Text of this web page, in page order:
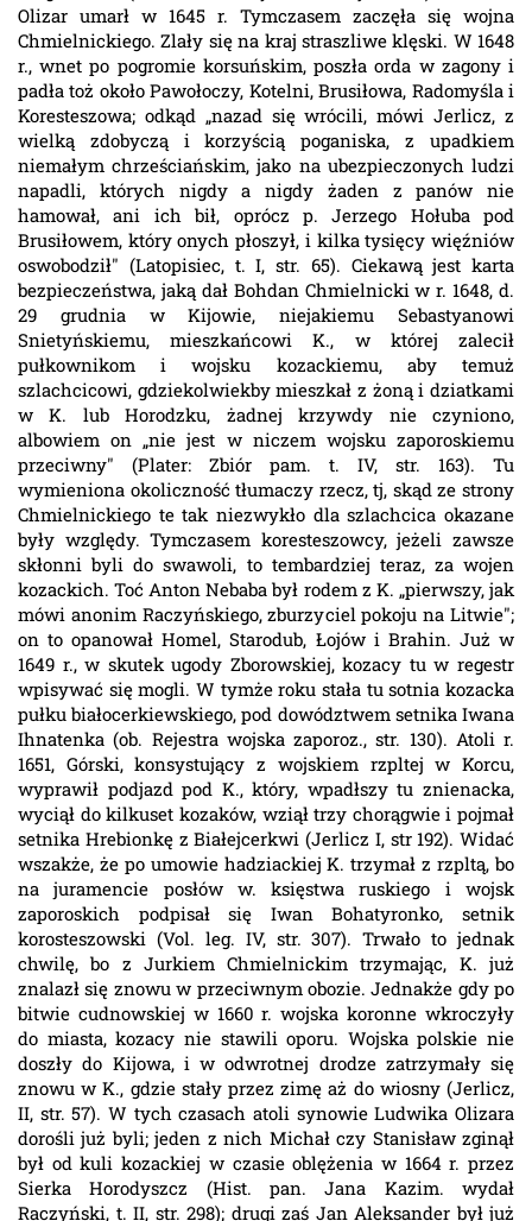
Olizar umarł w 1645 r. Tymczasem zaczęła się wojna
Chmielnickiego. Zlały się na kraj straszliwe klęski. W 1648
r., wnet po pogromie korsuńskim, poszła orda w zagony i
padła toż około Pawołoczy, Kotelni, Brusiłowa, Radomyśla i
Koresteszowa; odkąd „nazad się wrócili, mówi Jerlicz, z
wielką zdobyczą i korzyścią poganiska, z upadkiem
niemałym chrześciańskim, jako na ubezpieczonych ludzi
napadli, których nigdy a nigdy żaden z panów nie
hamował, ani ich bił, oprócz p. Jerzego Hołuba pod
Brusiłowem, który onych płoszył, i kilka tysięcy więźniów
oswobodził" (Latopisiec, t. I, str. 65). Ciekawą jest karta
bezpieczeństwa, jaką dał Bohdan Chmielnicki w r. 1648, d.
29 grudnia w Kijowie, niejakiemu Sebastyanowi
Snietyńskiemu, mieszkańcowi K., w której zalecił
pułkownikom i wojsku kozackiemu, aby temuż
szlachcicowi, gdziekolwiekby mieszkał z żoną i dziatkami
w K. lub Horodzku, żadnej krzywdy nie czyniono,
albowiem on „nie jest w niczem wojsku zaporoskiemu
przeciwny" (Plater: Zbiór pam. t. IV, str. 163). Tu
wymieniona okoliczność tłumaczy rzecz, tj, skąd ze strony
Chmielnickiego te tak niezwykło dla szlachcica okazane
były względy. Tymczasem koresteszowcy, jeżeli zawsze
skłonni byli do swawoli, to tembardziej teraz, za wojen
kozackich. Toć Anton Nebaba był rodem z K. „pierwszy, jak
mówi anonim Raczyńskiego, zburzyciel pokoju na Litwie";
on to opanował Homel, Starodub, Łojów i Brahin. Już w
1649 r., w skutek ugody Zborowskiej, kozacy tu w regestr
wpisywać się mogli. W tymże roku stała tu sotnia kozacka
pułku białocerkiewskiego, pod dowództwem setnika Iwana
Ihnatenka (ob. Rejestra wojska zaporoz., str. 130). Atoli r.
1651, Górski, konsystujący z wojskiem rzpltej w Korcu,
wyprawił podjazd pod K., który, wpadłszy tu znienacka,
wyciął do kilkuset kozaków, wziął trzy chorągwie i pojmał
setnika Hrebionkę z Białejcerkwi (Jerlicz I, str 192). Widać
wszakże, że po umowie hadziackiej K. trzymał z rzpltą, bo
na juramencie posłów w. księstwa ruskiego i wojsk
zaporoskich podpisał się Iwan Bohatyronko, setnik
korosteszowski (Vol. leg. IV, str. 307). Trwało to jednak
chwilę, bo z Jurkiem Chmielnickim trzymając, K. już
znalazł się znowu w przeciwnym obozie. Jednakże gdy po
bitwie cudnowskiej w 1660 r. wojska koronne wkroczyły
do miasta, kozacy nie stawili oporu. Wojska polskie nie
doszły do Kijowa, i w odwrotnej drodze zatrzymały się
znowu w K., gdzie stały przez zimę aż do wiosny (Jerlicz,
II, str. 57). W tych czasach atoli synowie Ludwika Olizara
dorośli już byli; jeden z nich Michał czy Stanisław zginął
był od kuli kozackiej w czasie oblężenia w 1664 r. przez
Sierka Horodyszcz (Hist. pan. Jana Kazim. wydał
Raczyński, t. II, str. 298); drugi zaś Jan Aleksander był już